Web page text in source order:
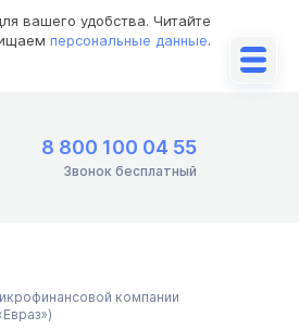
вашего удобства. Читайте
персональные данные.
8 800 100 04 55
Звонок бесплатный
компании